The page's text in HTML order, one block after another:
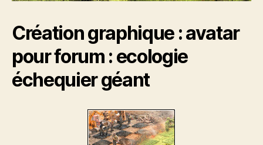
Création graphique : avatar
pour forum : ecologie
échequier géant